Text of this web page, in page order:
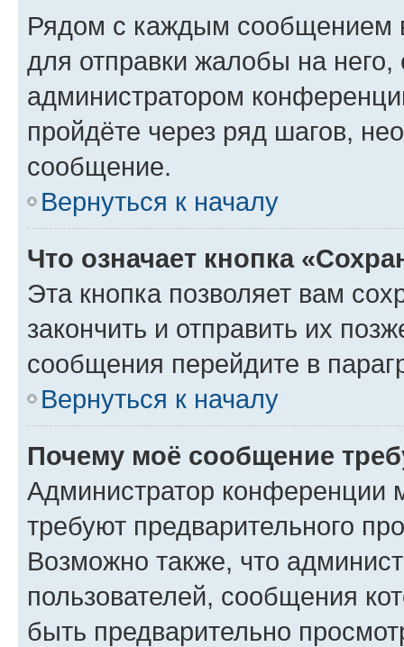
Рядом с каждым сообщением
для отправки жалобы на
администратором
пройдёте через ряд шагов,
сообщение.
Вернуться к началу
Что означает кнопка
Эта кнопка позволяет вам
закончить и отправить их
сообщения перейдите в
Вернуться к началу
Почему моё сообщение
Администратор конференции
требуют предварительного
Возможно также, что
пользователей, сообщения
быть предварительно